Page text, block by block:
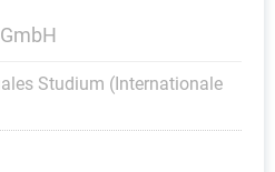
Studium (Internationale